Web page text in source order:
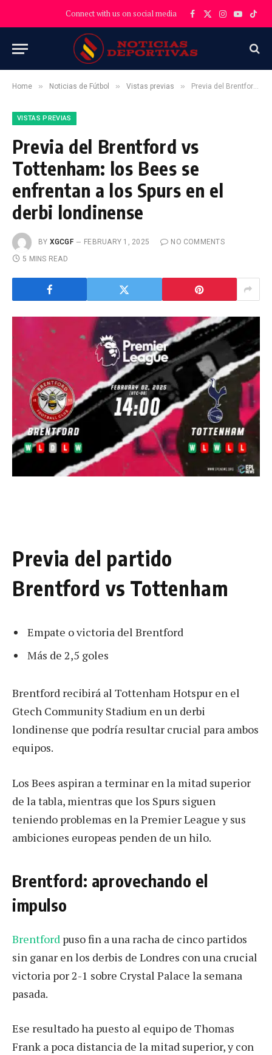
Connect with us on social media Facebook
X
Instagram
YouTube
Home » Noticias de Fútbol » Vistas previas » Previa del Brentford vs Tottenham: los Bees se enfrentan a los Spurs en el derbi londinense
VISTAS PREVIAS
Previa del Brentford vs
Tottenham: los Bees se
enfrentan a los Spurs en el
derbi londinense
BY XGCGF FEBRUARY 1, 2025
NO COMMENTS
5 MINS READ
Previa del partido
Brentford vs Tottenham
Empate o victoria del Brentford
Más de 2,5 goles
Brentford recibirá al Tottenham Hotspur en el
Gtech Community Stadium en un derbi
londinense que podría resultar crucial para ambos
equipos.
Los Bees aspiran a terminar en la mitad superior
de la tabla, mientras que los Spurs siguen
teniendo problemas en la Premier League y sus
ambiciones europeas penden de un hilo.
Brentford: aprovechando el
impulso
Brentford puso fin a una racha de cinco partidos
sin ganar en los derbis de Londres con una crucial
victoria por 2-1 sobre Crystal Palace la semana
pasada.
Ese resultado ha puesto al equipo de Thomas
Frank a poca distancia de la mitad superior, y con